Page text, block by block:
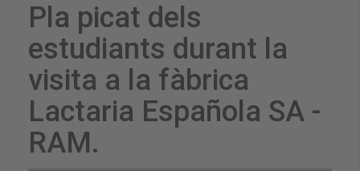
Pla picat dels
estudiants durant la
visita a la fàbrica
Lactaria Española SA -
RAM.